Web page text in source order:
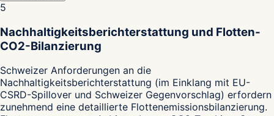
5
Nachhaltigkeitsberichterstattung und Flotten-
CO2-Bilanzierung
Schweizer Anforderungen an die
Nachhaltigkeitsberichterstattung (im Einklang mit EU-
CSRD-Spillover und Schweizer Gegenvorschlag) erfordern
zunehmend eine detaillierte Flottenemissionsbilanzierung.